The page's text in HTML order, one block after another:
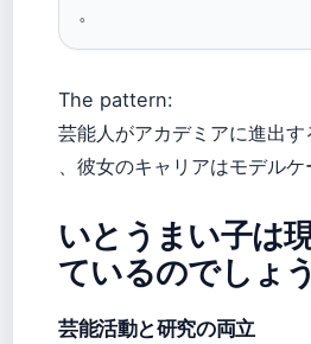
。
The pattern:
芸能人がアカデミアに進出す
、彼女のキャリアはモデルケ
いとうまい子は
ているのでしょ
芸能活動と研究の両立